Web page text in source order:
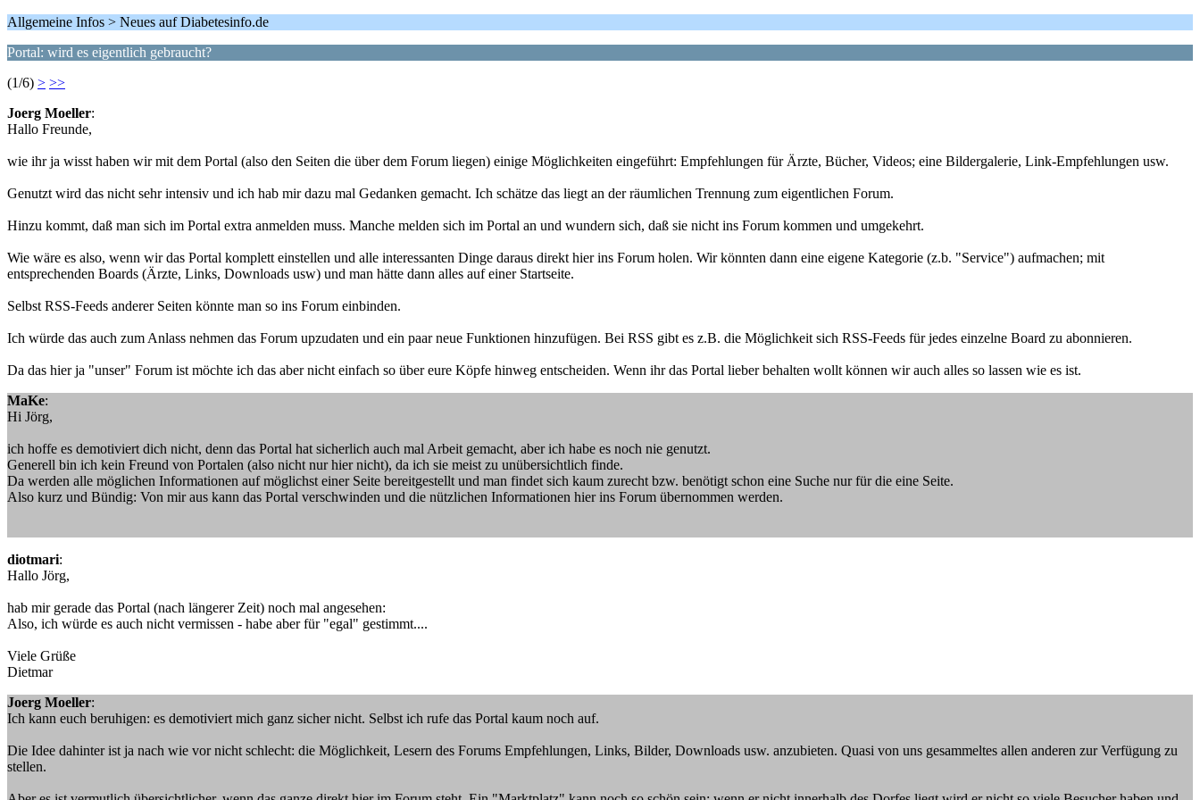
Allgemeine Infos > Neues auf Diabetesinfo.de
Portal: wird es eigentlich gebraucht?
(1/6) > >>
Joerg Moeller:
Hallo Freunde,
wie ihr ja wisst haben wir mit dem Portal (also den Seiten die über dem Forum liegen) einige Möglichkeiten eingeführt: Empfehlungen für Ärzte, Bücher, Videos; eine Bildergalerie, Link-Empfehlungen usw.
Genutzt wird das nicht sehr intensiv und ich hab mir dazu mal Gedanken gemacht. Ich schätze das liegt an der räumlichen Trennung zum eigentlichen Forum.
Hinzu kommt, daß man sich im Portal extra anmelden muss. Manche melden sich im Portal an und wundern sich, daß sie nicht ins Forum kommen und umgekehrt.
Wie wäre es also, wenn wir das Portal komplett einstellen und alle interessanten Dinge daraus direkt hier ins Forum holen. Wir könnten dann eine eigene Kategorie (z.b. "Service") aufmachen; mit
entsprechenden Boards (Ärzte, Links, Downloads usw) und man hätte dann alles auf einer Startseite.
Selbst RSS-Feeds anderer Seiten könnte man so ins Forum einbinden.
Ich würde das auch zum Anlass nehmen das Forum upzudaten und ein paar neue Funktionen hinzufügen. Bei RSS gibt es z.B. die Möglichkeit sich RSS-Feeds für jedes einzelne Board zu abonnieren.
Da das hier ja "unser" Forum ist möchte ich das aber nicht einfach so über eure Köpfe hinweg entscheiden. Wenn ihr das Portal lieber behalten wollt können wir auch alles so lassen wie es ist.
MaKe:
Hi Jörg,
ich hoffe es demotiviert dich nicht, denn das Portal hat sicherlich auch mal Arbeit gemacht, aber ich habe es noch nie genutzt.
Generell bin ich kein Freund von Portalen (also nicht nur hier nicht), da ich sie meist zu unübersichtlich finde.
Da werden alle möglichen Informationen auf möglichst einer Seite bereitgestellt und man findet sich kaum zurecht bzw. benötigt schon eine Suche nur für die eine Seite.
Also kurz und Bündig: Von mir aus kann das Portal verschwinden und die nützlichen Informationen hier ins Forum übernommen werden.
diotmari:
Hallo Jörg,
hab mir gerade das Portal (nach längerer Zeit) noch mal angesehen:
Also, ich würde es auch nicht vermissen - habe aber für "egal" gestimmt....
Viele Grüße
Dietmar
Joerg Moeller:
Ich kann euch beruhigen: es demotiviert mich ganz sicher nicht. Selbst ich rufe das Portal kaum noch auf.
Die Idee dahinter ist ja nach wie vor nicht schlecht: die Möglichkeit, Lesern des Forums Empfehlungen, Links, Bilder, Downloads usw. anzubieten. Quasi von uns gesammeltes allen anderen zur Verfügung zu
stellen.